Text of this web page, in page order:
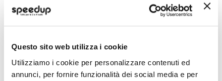
Questo sito web utilizza i cookie
Utilizziamo i cookie per personalizzare contenuti ed
annunci, per fornire funzionalità dei social media e per
speciale
CONSEGNA IN 48H
Prezzo
speciale
CONSEGNA IN 48H